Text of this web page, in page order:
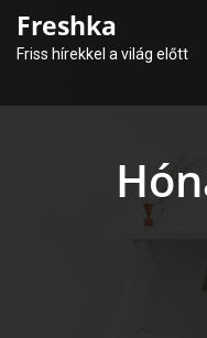
Freshka
Friss hírekkel a világ előtt